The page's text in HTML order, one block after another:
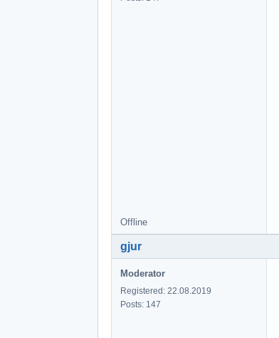
Offline
gjur
Moderator
Registered: 22.08.2019
Posts: 147